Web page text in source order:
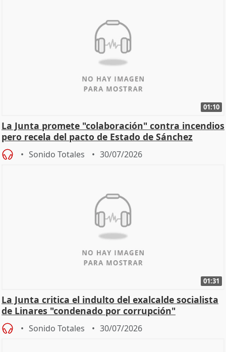
01:10
La Junta promete "colaboración" contra incendios
pero recela del pacto de Estado de Sánchez
Sonido Totales 30/07/2026
01:31
La Junta critica el indulto del exalcalde socialista
de Linares "condenado por corrupción"
Sonido Totales 30/07/2026